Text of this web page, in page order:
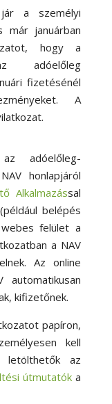
jár a személyi
már januárban
hogy a
adóelőleg
fizetésénél
A
adóelőleg-
honlapjáról
Alkalmazással
belépés
felület a
a NAV
Az online
kifizetőnek.
papíron,
kell
letölthetők az
útmutatók a